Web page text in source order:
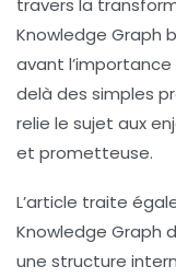
travers la
Knowledge Graph
avant
delà des simples
relie le sujet aux
et prometteuse.
L’article traite
Knowledge Graph
une structure